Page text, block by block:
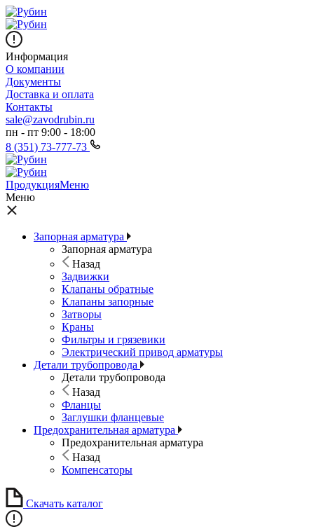
Информация
О компании
Документы
Доставка и оплата
Контакты
sale@zavodrubin.ru
пн - пт 9:00 - 18:00
8 (351) 73-777-73
ПродукцияМеню
Меню
Запорная арматура
Запорная арматура
Назад
Задвижки
Клапаны обратные
Клапаны запорные
Затворы
Краны
Фильтры и грязевики
Электрический привод арматуры
Детали трубопровода
Детали трубопровода
Назад
Фланцы
Заглушки фланцевые
Предохранительная арматура
Предохранительная арматура
Назад
Компенсаторы
Скачать каталог